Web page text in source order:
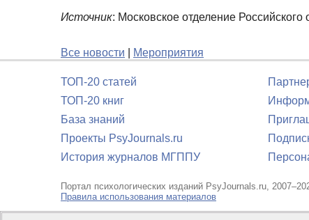
Источник: Московское отделение
Все новости Мероприятия
ТОП-20 статей
ТОП-20 книг
База знаний
Проекты PsyJournals.ru
История журналов МГППУ
Портал психологических изданий PsyJournals.ru,
Правила использования материалов
Свидетельство регистрации СМИЭл № ФС77-66447 от 14